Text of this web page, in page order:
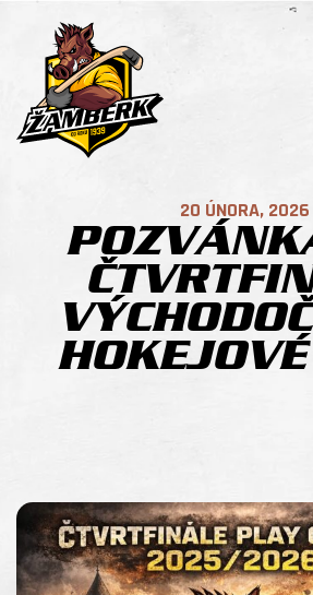
20 ÚNORA, 2026